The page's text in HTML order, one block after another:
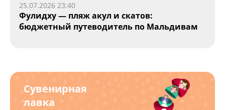
25.07.2026 23:40
Фулидху — пляж акул и скатов:
бюджетный путеводитель по Мальдивам
Сувенирная
лавка